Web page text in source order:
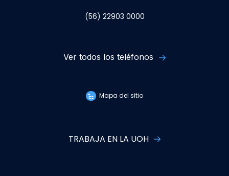
(56) 22903 0000
Ver todos los teléfonos
Mapa del sitio
TRABAJA EN LA UOH